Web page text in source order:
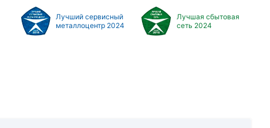
Лучший сервисный
металлоцентр 2024
Лучшая сбытовая
сеть 2024